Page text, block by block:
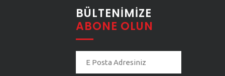
BÜLTENIMIZE
ABONE OLUN